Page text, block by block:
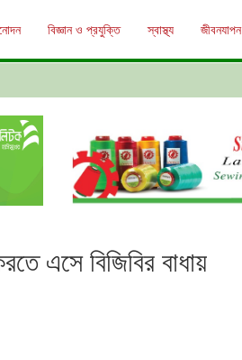
বিজ্ঞান ও প্রযুক্তি স্বাস্থ্য জীবনযাপন
এসে বিজিবির বাধায়